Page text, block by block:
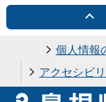
個人情報
アクセシビ